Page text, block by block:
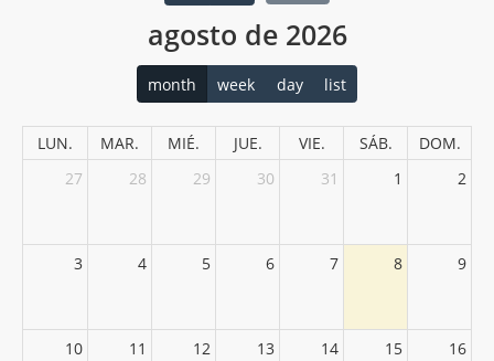
agosto de 2026
month week day list
LUN. MAR. MIÉ. JUE. VIE. SÁB.
DOM.
27
28 29 30 31 1 2
3 4 5 6 7 8 9
10 11 12 13 14 15 16